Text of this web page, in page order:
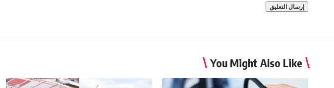
You Might Also Like